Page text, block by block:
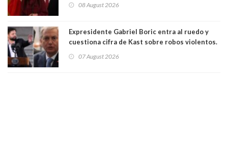
"Constituye un camino equivocado"
08 August 2026
Expresidente Gabriel Boric entra al ruedo y
cuestiona cifra de Kast sobre robos violentos.
07 August 2026